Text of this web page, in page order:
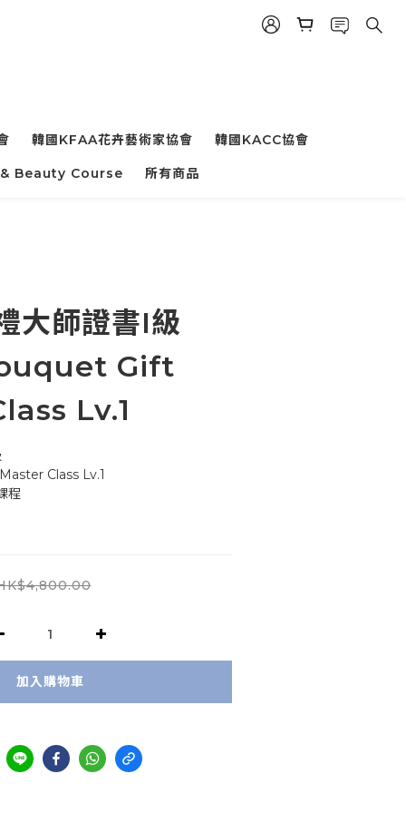
韓國KFAA花卉藝術家協會 韓國KACC協會
Beauty Course 所有商品
大師證書I級
Gift
Lv.1
Class Lv.1
程
加入購物車